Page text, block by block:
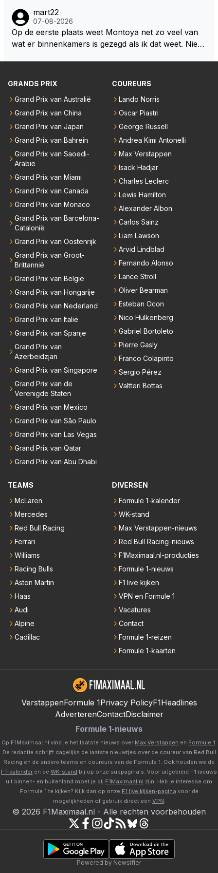
or zijn gezin en eigen team kunnen kiezen.
mart22
07-08-2026
Op de eerste plaats weet Montoya net zo veel van
wat er binnenkamers is gezegd als ik dat weet. Niets
heb ik Max en co nooit iets anders horen zeggen da
p dat RBR een verlenging van dat contract wil want
dat maakt sponsorcontracten een stuk makkelijker
maar ik snap nog beter dat Max voor zichzelf geen
enkele deur wil dichtgooien, zeker niet met deze "tr
ut" auto's. Als laatste denk ik dat Max donders goed
weet hoe bij andere teams de hazen lopen en wat hij
nu heeft bij Red Bull. Dat het gras niet overal even g
roen is hoef je hem niet te vertellen.
GRANDS PRIX
Grand Prix van Australië
Grand Prix van China
Grand Prix van Japan
Grand Prix van Bahrein
Grand Prix van Saoedi-
Arabië
Grand Prix van Miami
Grand Prix van Canada
Grand Prix van Monaco
Grand Prix van Barcelona-
Catalonië
Grand Prix van Oostenrijk
Grand Prix van Groot-
Brittannië
Grand Prix van België
Grand Prix van Hongarije
Grand Prix van Nederland
Grand Prix van Italië
Grand Prix van Spanje
Grand Prix van
Azerbeidzjan
Grand Prix van Singapore
Grand Prix van de
Verenigde Staten
Grand Prix van Mexico
Grand Prix van São Paulo
Grand Prix van Las Vegas
Grand Prix van Qatar
Grand Prix van Abu Dhabi
COUREURS
Lando Norris
Oscar Piastri
George Russell
Andrea Kimi Antonelli
Max Verstappen
Isack Hadjar
Charles Leclerc
Lewis Hamilton
Alexander Albon
Carlos Sainz
Liam Lawson
Arvid Lindblad
Fernando Alonso
Lance Stroll
Oliver Bearman
Esteban Ocon
Nico Hülkenberg
Gabriel Bortoleto
Pierre Gasly
Franco Colapinto
Sergio Pérez
Valtteri Bottas
TEAMS
McLaren
Mercedes
Red Bull Racing
Ferrari
Williams
Racing Bulls
Aston Martin
Haas
Audi
Alpine
Cadillac
DIVERSEN
Formule 1-kalender
WK-stand
Max Verstappen-nieuws
Red Bull Racing-nieuws
F1Maximaal.nl-producties
Formule 1-nieuws
F1 live kijken
VPN en Formule 1
Vacatures
Contact
Formule 1-reizen
Formule 1-kaarten
VerstappenFormule 1Privacy PolicyF1Headlines
AdverterenContactDisclaimer
Formule 1-nieuws
Op F1Maximaal.nl vind je het laatste nieuws over Max Verstappen en Formule 1
De redactie schrijft dagelijks de laatste nieuwtjes over de coureur van Red Bull
Racing en de andere teams en coureurs van de Formule 1. Ook houden we de
F1-kalender en de WK-stand bij op onze subpagina's. Voor uitgebreid F1 nieuws
uit binnen- en buitenland moet je bij F1Maximaal.nl zijn. Heb je interesse om
Formule 1 te kijken? Kijk dan op onze F1 live kijken-pagina voor de
mogelijkheden of gebruik direct een VPN
© 2026 F1Maximaal.nl - Alle rechten voorbehouden
Powered by Newsifier